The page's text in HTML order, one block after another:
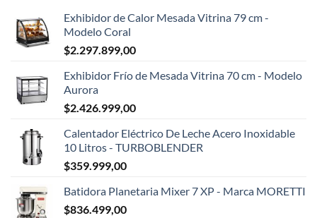
Exhibidor de Calor Mesada Vitrina 79 cm -
Modelo Coral
$2.297.899,00
Exhibidor Frío de Mesada Vitrina 70 cm - Modelo
Aurora
$2.426.999,00
Calentador Eléctrico De Leche Acero Inoxidable
10 Litros - TURBOBLENDER
$359.999,00
Batidora Planetaria Mixer 7 XP - Marca MORETTI
$836.499,00